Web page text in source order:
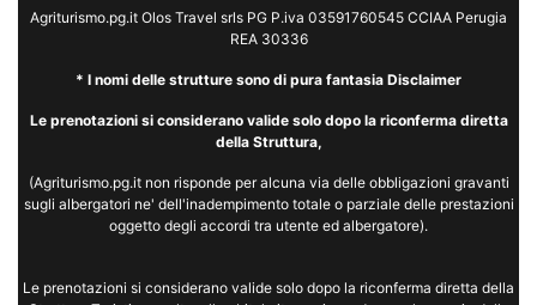
Agriturismo.pg.it Olos Travel srls PG P.iva 03591760545 CCIAA Perugia
REA 30336
* I nomi delle strutture sono di pura fantasia Disclaimer
Le prenotazioni si considerano valide solo dopo la riconferma diretta
della Struttura,
(Agriturismo.pg.it non risponde per alcuna via delle obbligazioni gravanti
sugli albergatori ne' dell'inadempimento totale o parziale delle prestazioni
oggetto degli accordi tra utente ed albergatore).
Le prenotazioni si considerano valide solo dopo la riconferma diretta della